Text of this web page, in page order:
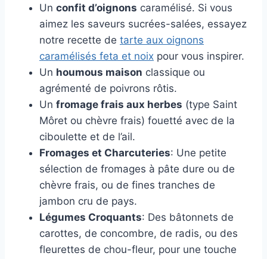
Un confit d’oignons caramélisé. Si vous
aimez les saveurs sucrées-salées, essayez
notre recette de tarte aux oignons
caramélisés feta et noix pour vous inspirer.
Un houmous maison classique ou
agrémenté de poivrons rôtis.
Un fromage frais aux herbes (type Saint
Môret ou chèvre frais) fouetté avec de la
ciboulette et de l’ail.
Fromages et Charcuteries: Une petite
sélection de fromages à pâte dure ou de
chèvre frais, ou de fines tranches de
jambon cru de pays.
Légumes Croquants: Des bâtonnets de
carottes, de concombre, de radis, ou des
fleurettes de chou-fleur, pour une touche